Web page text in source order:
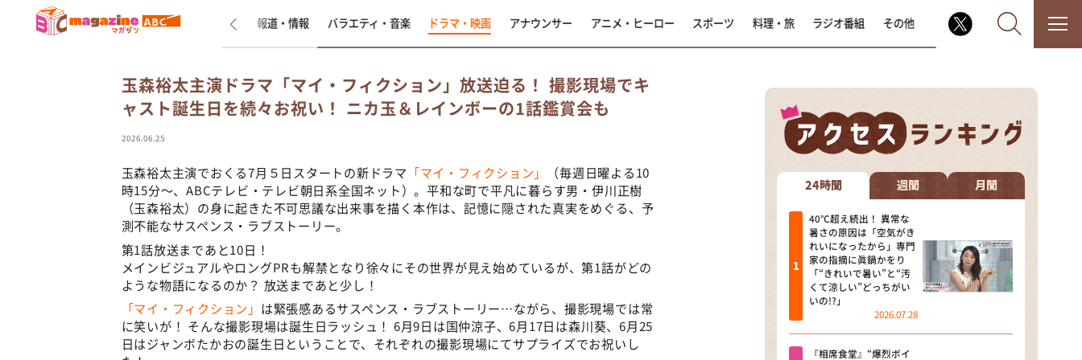
なるみ・岡村の過ぎるTV
相席食堂
これ余談なんですけど・・・
～人生密着トークバラエティ！
～ やすとものいたって真剣です
探偵！ナイトスクープ
news おかえり
新着 インタビュー 報道・情報 バラエティ・音楽 ドラマ・映画 アナウンサー アニメ・ヒーロー スポーツ 料理・旅 ラジオ番組 その他
玉森裕太主演ドラマ「マイ・フィクション」放送迫る！ 撮影現場でキ
ャスト誕生日を続々お祝い！ ニカ玉＆レインボーの1話鑑賞会も
2026.06.25
玉森裕太主演でおくる7月５日スタートの新ドラマ 「マイ・フィクション」
（毎週日曜よる10
時15分～、ABCテレビ・テレビ朝日系全国ネット）。平和な町で平凡に暮らす男・伊川正樹
（玉森裕太）の身に起きた不可思議な出来事を描く本作は、記憶に隠された真実をめぐる、予
測不能なサスペンス・ラブストーリー。
第1話放送まであと10日！
メインビジュアルやロングPRも解禁となり徐々にその世界が見え始めているが、第1話がどの
ような物語になるのか？ 放送まであと少し！
「マイ・フィクション」 は緊張感あるサスペンス・ラブストーリー…ながら、撮影現場では常
に笑いが！ そんな撮影現場は誕生日ラッシュ！ 6月9日は国仲涼子、6月17日は森川葵、6月25
日はジャンボたかおの誕生日ということで、それぞれの撮影現場にてサプライズでお祝いし
24時間 週間 月間
40℃超え続出！ 異常な
暑さの原因は「空気がき
れいになったから」専門
家の指摘に眞鍋かをり
「“きれいで暑い”と“汚
くて涼しい”どっちがい
いの!?」
2026.07.28
『相席食堂』“爆烈ボイ